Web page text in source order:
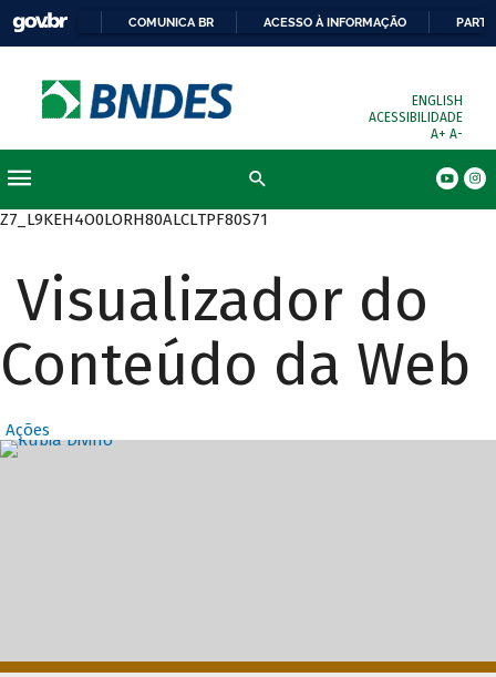
COMUNICA BR ACESSO À INFORMAÇÃO
ENGLISH
ACESSIBILIDADE
A+ A-
Z7_L9KEH4O0LORH80ALCLTPF80S71
Visualizador do
Conteúdo da Web
Ações
Destaques